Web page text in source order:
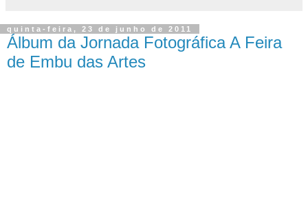
quinta-feira, 23 de junho de 2011
Álbum da Jornada Fotográfica A Feira
de Embu das Artes